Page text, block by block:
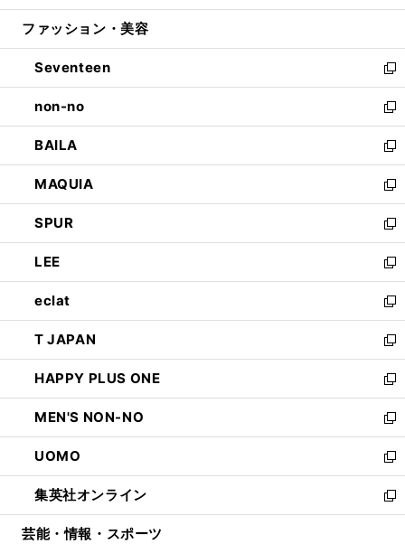
開
ウ
開
く
ン
ウ
で
開
く
ウ
ン
ド
ウ
で
開
く
ファッション・美容
Seventeen
新
し
い
ウ
ィ
ン
ド
ウ
で
開
く
non-no
新
し
い
ウ
ィ
ン
ド
ウ
で
開
く
BAILA
新
し
い
ウ
ィ
ン
ド
ウ
で
開
く
MAQUIA
新
し
い
ウ
ィ
ン
ド
ウ
で
開
く
SPUR
新
し
い
ウ
ィ
ン
ド
ウ
で
開
く
LEE
新
し
い
ウ
ィ
ン
ド
ウ
で
開
く
eclat
新
し
い
ウ
ィ
ン
ド
ウ
で
開
く
T JAPAN
新
し
い
ウ
ィ
ン
ド
ウ
で
開
HAPPY PLUS ONE
新
し
い
ウ
ィ
ン
ド
ウ
MEN'S NON-NO
新
し
い
ウ
ィ
ン
UOMO
新
し
い
ウ
集英社オンライン
新
し
芸能・情報・スポーツ